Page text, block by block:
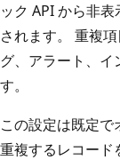
ック API から非
されます。 重複
グ、アラート、イ
す。
この設定は既定で
重複するレコード